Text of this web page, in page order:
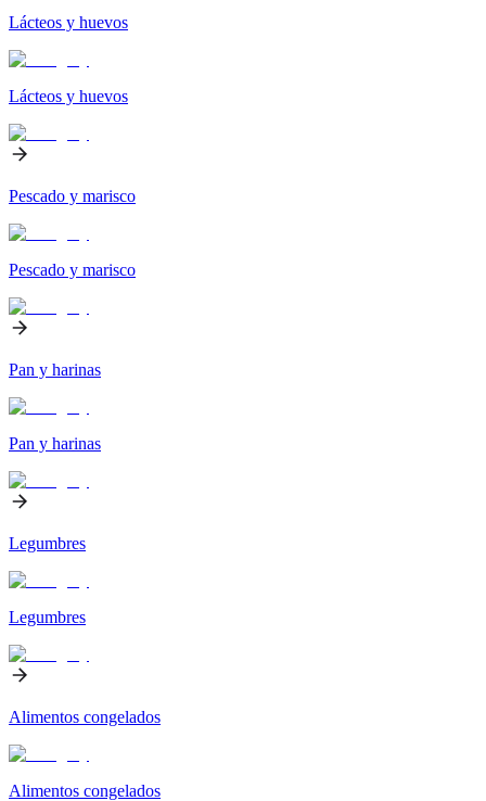
Lácteos y huevos
Lácteos y huevos
Pescado y marisco
Pescado y marisco
Pan y harinas
Pan y harinas
Legumbres
Legumbres
Alimentos congelados
Alimentos congelados